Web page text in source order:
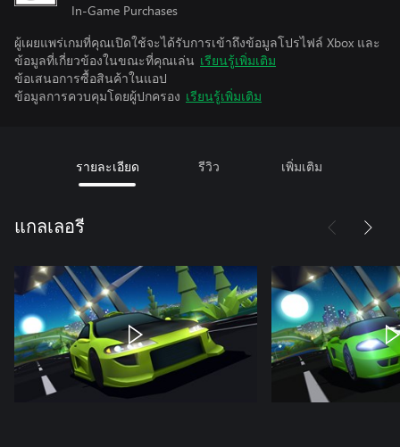
In-Game Purchases
ผู้เผยแพร่เกมที่คุณเปิดใช้จะได้รับการเข้าถึงข้อมูลโปรไฟล์ Xbox และ
ข้อมูลที่เกี่ยวข้องในขณะที่คุณเล่น เรียนรู้เพิ่มเติม
ข้อเสนอการซื้อสินค้าในแอป
ข้อมูลการควบคุมโดยผู้ปกครอง เรียนรู้เพิ่มเติม
รายละเอียด รีวิว เพิ่มเติม
แกลเลอรี